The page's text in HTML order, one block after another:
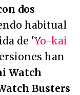
dos
habitual
de 'Yo-kai
han
Watch
Busters